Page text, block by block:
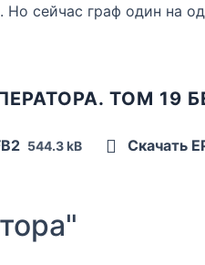
сейчас граф один на
ТОМ 19
544.3 kB Скачать